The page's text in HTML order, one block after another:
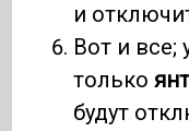
и
Вот и все;
только
будут